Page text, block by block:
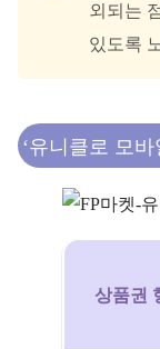
외되는
있도록
‘유니클로 모
상품권